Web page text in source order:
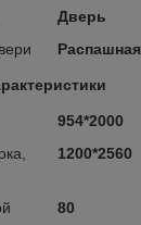
Дверь
Распашная
954*2000
1200*2560
80